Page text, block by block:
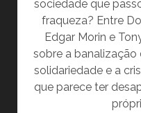
sociedade que
fraqueza? Entre
Edgar Morin e
sobre a
solidariedade e a
que parece ter